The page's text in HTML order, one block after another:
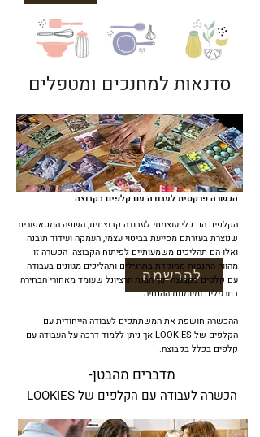
לפרטים נוספים
להרשמה
סדנאות למחנכים ומטפלים
הכשרה פרקטית לעבודה עם קלפים בקבוצה.
הקלפים הם כלי עוצמתי לעבודה קבוצתית, השפה המטאפורית
שנוצרת בעזרתם מסייעת בביטוי עצמי, העמקה ועידוד תובנה
ואלו הם תהליכים משמעותיים לפיתוח הקבוצה. הכשרה זו
מהווה התנסות ממוקדת בתרגילים ותהליכים מגוונים בעבודה
עם קלפים בקבוצה תוך הבנת הרציונל שעומד מאחורי הבחירה
בתרגילים ומיומנות ההנחיה.
ההכשרה חושפת את המשתתפים לעבודה הייחודית עם
הקלפים של LOOKIES אך ניתן ללמוד דרכה על העבודה עם
קלפים בכלל בקבוצה.
מדברים מהבטן-
הכשרה לעבודה עם הקלפים של LOOKIES